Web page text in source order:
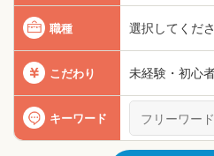
職種 選択してくだ
こだわり 未経験・初心
キーワード